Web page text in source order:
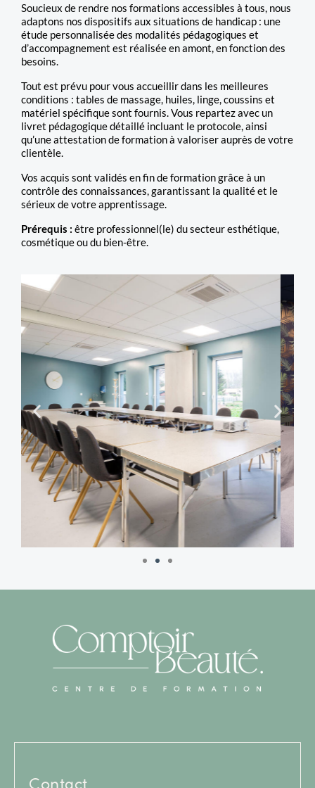
Soucieux de rendre nos formations accessibles à tous, nous
adaptons nos dispositifs aux situations de handicap : une
étude personnalisée des modalités pédagogiques et
d’accompagnement est réalisée en amont, en fonction des
besoins.
Tout est prévu pour vous accueillir dans les meilleures
conditions : tables de massage, huiles, linge, coussins et
matériel spécifique sont fournis. Vous repartez avec un
livret pédagogique détaillé incluant le protocole, ainsi
qu’une attestation de formation à valoriser auprès de votre
clientèle.
Vos acquis sont validés en fin de formation grâce à un
contrôle des connaissances, garantissant la qualité et le
sérieux de votre apprentissage.
Prérequis : être professionnel(le) du secteur esthétique,
cosmétique ou du bien-être.
Contact